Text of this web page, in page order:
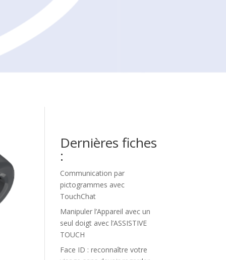
Dernières fiches
:
Communication par
pictogrammes avec
TouchChat
Manipuler l’Appareil avec un
seul doigt avec l’ASSISTIVE
TOUCH
Face ID : reconnaître votre